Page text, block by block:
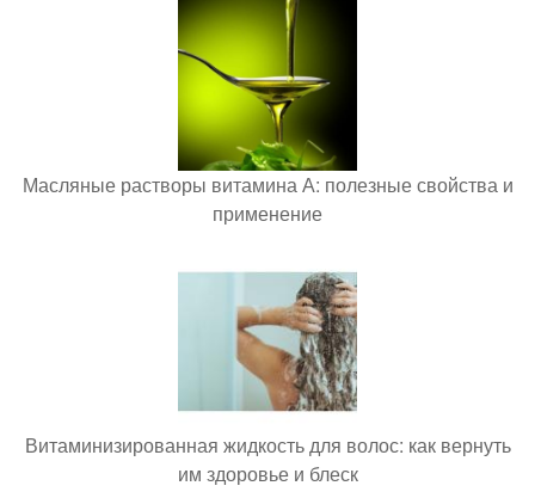
Масляные растворы витамина А: полезные свойства и
применение
Витаминизированная жидкость для волос: как вернуть
им здоровье и блеск